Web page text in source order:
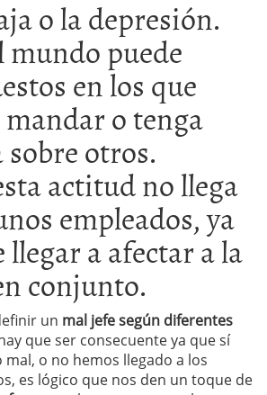
o la depresión.
mundo puede
en los que
o tenga
otros.
actitud no llega
empleados, ya
llegar a afectar a la
conjunto.
un mal jefe según diferentes
que ser consecuente ya que sí
o no hemos llegado a los
es lógico que nos den un toque de